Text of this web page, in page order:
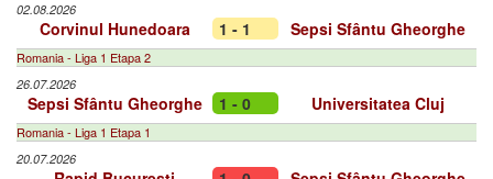
02.08.2026
Corvinul Hunedoara 1 - 1 Sepsi Sfântu Gheorghe
Romania - Liga 1 Etapa 2
26.07.2026
Sepsi Sfântu Gheorghe 1 - 0 Universitatea Cluj
Romania - Liga 1 Etapa 1
20.07.2026